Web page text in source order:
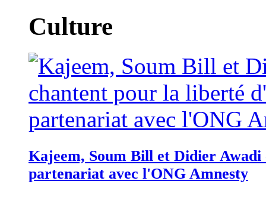
Culture
Kajeem, Soum Bill et Didier
partenariat avec l'ONG Amnesty